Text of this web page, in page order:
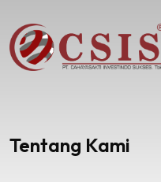
Tentang Kami